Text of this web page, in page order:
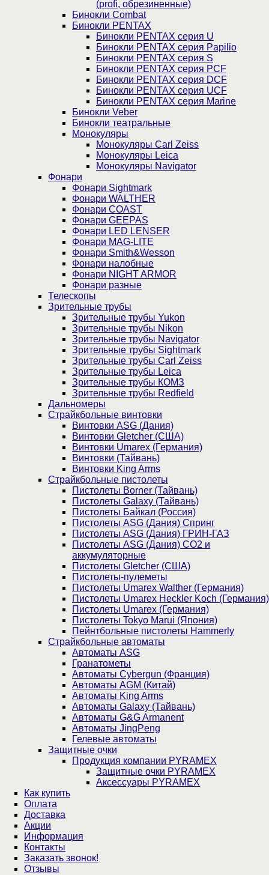
(profi, обрезиненные)
Бинокли Combat
Бинокли PENTAX
Бинокли PENTAX серия U
Бинокли PENTAX серия Papilio
Бинокли PENTAX серия S
Бинокли PENTAX серия PCF
Бинокли PENTAX серия DCF
Бинокли PENTAX серия UCF
Бинокли PENTAX серия Marine
Бинокли Veber
Бинокли театральные
Монокуляры
Монокуляры Carl Zeiss
Монокуляры Leica
Монокуляры Navigator
Фонари
Фонари Sightmark
Фонари WALTHER
Фонари COAST
Фонари GEEPAS
Фонари LED LENSER
Фонари MAG-LITE
Фонари Smith&Wesson
Фонари налобные
Фонари NIGHT ARMOR
Фонари разные
Телескопы
Зрительные трубы
Зрительные трубы Yukon
Зрительные трубы Nikon
Зрительные трубы Navigator
Зрительные трубы Sightmark
Зрительные трубы Carl Zeiss
Зрительные трубы Leica
Зрительные трубы КОМЗ
Зрительные трубы Redfield
Дальномеры
Страйкбольные винтовки
Винтовки ASG (Дания)
Винтовки Gletcher (США)
Винтовки Umarex (Германия)
Винтовки (Тайвань)
Винтовки King Arms
Страйкбольные пистолеты
Пистолеты Borner (Тайвань)
Пистолеты Galaxy (Тайвань)
Пистолеты Байкал (Россия)
Пистолеты ASG (Дания) Спринг
Пистолеты ASG (Дания) ГРИН-ГАЗ
Пистолеты ASG (Дания) CO2 и
аккумуляторные
Пистолеты Gletcher (США)
Пистолеты-пулеметы
Пистолеты Umarex Walther (Германия)
Пистолеты Umarex Heckler Koch (Германия)
Пистолеты Umarex (Германия)
Пистолеты Tokyo Marui (Япония)
Пейнтбольные пистолеты Hammerly
Страйкбольные автоматы
Автоматы ASG
Гранатометы
Автоматы Cybergun (Франция)
Автоматы AGM (Китай)
Автоматы King Arms
Автоматы Galaxy (Тайвань)
Автоматы G&G Armanent
Автоматы JingPeng
Гелевые автоматы
Защитные очки
Продукция компании PYRAMEX
Защитные очки PYRAMEX
Аксессуары PYRAMEX
Как купить
Оплата
Доставка
Акции
Информация
Контакты
Заказать звонок!
Отзывы